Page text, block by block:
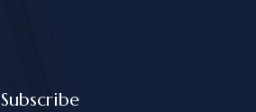
Subscribe